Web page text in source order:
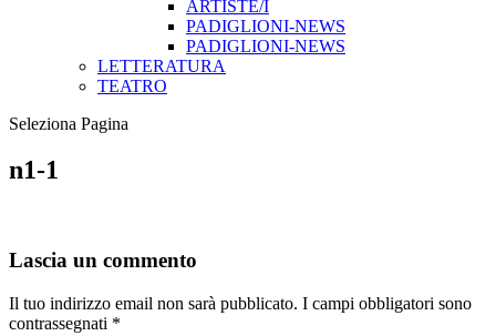
ARTISTE/I
PADIGLIONI-NEWS
PADIGLIONI-NEWS
LETTERATURA
TEATRO
Seleziona Pagina
n1-1
Lascia un commento
Il tuo indirizzo email non sarà pubblicato. I campi obbligatori sono
contrassegnati *